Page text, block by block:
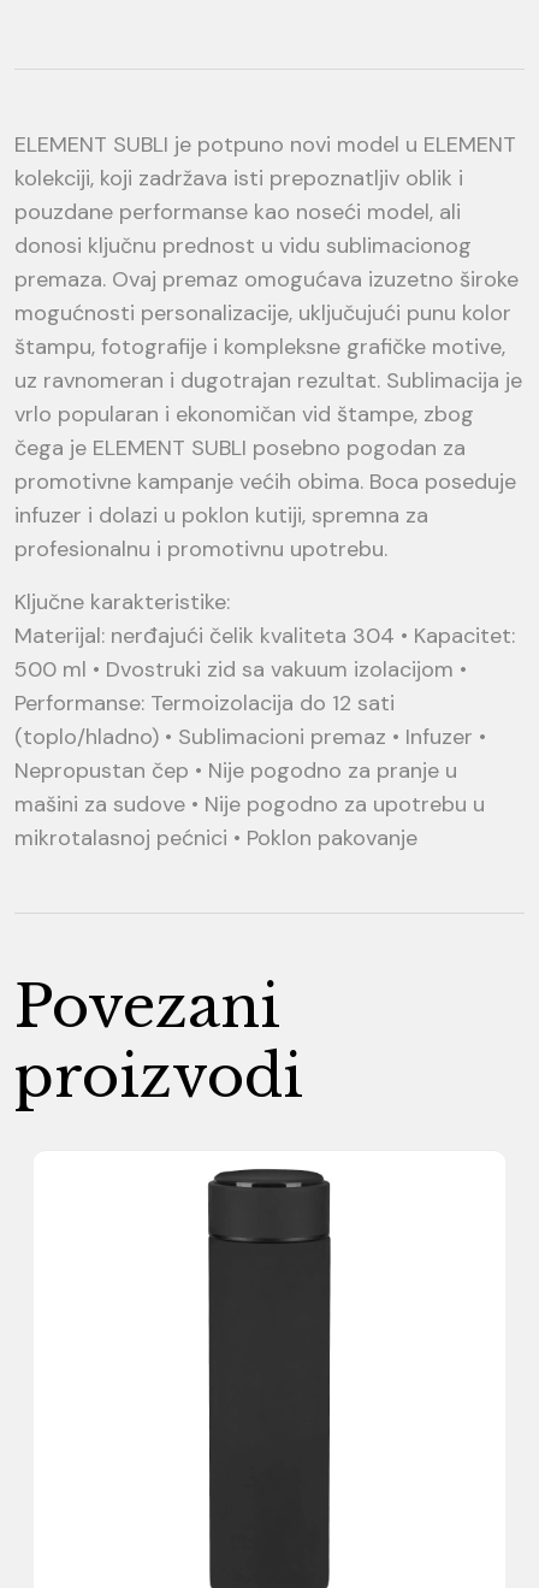
ELEMENT SUBLI je potpuno novi model u ELEMENT
kolekciji, koji zadržava isti prepoznatljiv oblik i
pouzdane performanse kao noseći model, ali
donosi ključnu prednost u vidu sublimacionog
premaza. Ovaj premaz omogućava izuzetno široke
mogućnosti personalizacije, uključujući punu kolor
štampu, fotografije i kompleksne grafičke motive,
uz ravnomeran i dugotrajan rezultat. Sublimacija je
vrlo popularan i ekonomičan vid štampe, zbog
čega je ELEMENT SUBLI posebno pogodan za
promotivne kampanje većih obima. Boca poseduje
infuzer i dolazi u poklon kutiji, spremna za
profesionalnu i promotivnu upotrebu.
Ključne karakteristike:
Materijal: nerđajući čelik kvaliteta 304 • Kapacitet:
500 ml • Dvostruki zid sa vakuum izolacijom •
Performanse: Termoizolacija do 12 sati
(toplo/hladno) • Sublimacioni premaz • Infuzer •
Nepropustan čep • Nije pogodno za pranje u
mašini za sudove • Nije pogodno za upotrebu u
mikrotalasnoj pećnici • Poklon pakovanje
Povezani
proizvodi